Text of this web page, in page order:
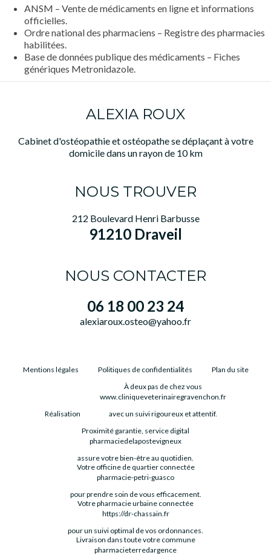
ANSM – Vente de médicaments en ligne et informations
officielles.
Ordre national des pharmaciens – Registre des pharmacies
habilitées.
Base de données publique des médicaments – Fiches
génériques Metronidazole.
ALEXIA ROUX
Cabinet d'ostéopathie et ostéopathe se déplaçant à votre
domicile dans un rayon de 10 km
NOUS TROUVER
212 Boulevard Henri Barbusse
91210 Draveil
NOUS CONTACTER
06 18 00 23 24
alexiaroux.osteo@yahoo.fr
Mentions légales Politiques de confidentialités Plan du site
Réalisation
À deux pas de chez vous
www.cliniqueveterinairegravenchon.fr
avec un suivi rigoureux et attentif.
Proximité garantie, service digital
pharmaciedelapostevigneux
assure votre bien-être au quotidien.
Votre officine de quartier connectée
pharmacie-petri-guasco
pour prendre soin de vous efficacement.
Votre pharmacie urbaine connectée
https://dr-chassain.fr
pour un suivi optimal de vos ordonnances.
Livraison dans toute votre commune
pharmacieterredargence